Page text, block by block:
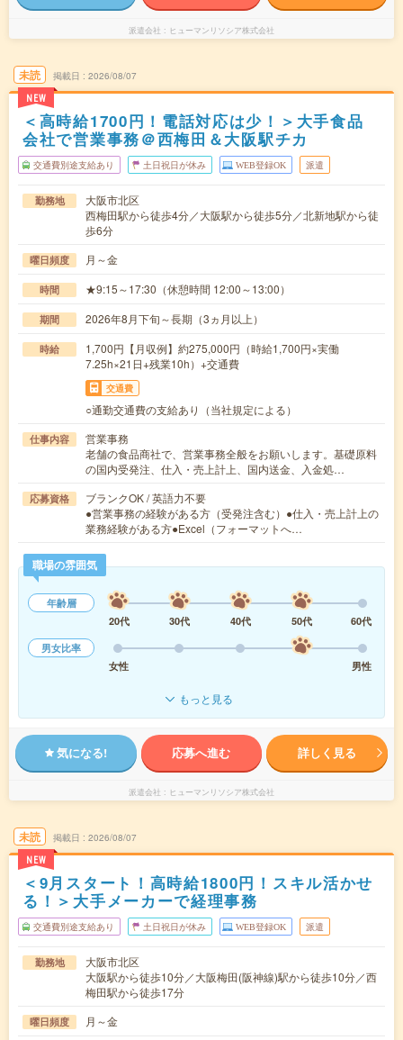
派遣会社 ヒューマンリソシア株式会社
未読
NEW
掲載日 2026/08/07
＜高時給1700円！電話対応は少！＞大手食品
会社で営業事務＠西梅田＆大阪駅チカ
交通費別途支給あり 土日祝日が休み WEB登録OK 派遣
勤務地
大阪市北区
西梅田駅から徒歩4分／大阪駅から徒歩5分／北新地駅から徒
歩6分
曜日頻度 月～金
時間 ★9:15～17:30（休憩時間 12:00～13:00）
期間 2026年8月下旬～長期（3ヵ月以上）
時給
1,700円【月収例】約275,000円（時給1,700円×実働
7.25h×21日+残業10h）+交通費
交通費
○通勤交通費の支給あり（当社規定による）
仕事内容
営業事務
老舗の食品商社で、営業事務全般をお願いします。基礎原料
の国内受発注、仕入・売上計上、国内送金、入金処…
応募資格
ブランクOK / 英語力不要
●営業事務の経験がある方（受発注含む）●仕入・売上計上の
業務経験がある方●Excel（フォーマットへ…
職場の雰囲気
年齢層
20代
30代 40代 50代
60代
男女比率
女性
男性
もっと見る
気になる! 応募へ進む 詳しく見る
派遣会社 ヒューマンリソシア株式会社
未読
NEW
掲載日 2026/08/07
＜9月スタート！高時給1800円！スキル活かせ
る！＞大手メーカーで経理事務
交通費別途支給あり 土日祝日が休み WEB登録OK 派遣
勤務地
大阪市北区
大阪駅から徒歩10分／大阪梅田(阪神線)駅から徒歩10分／西
梅田駅から徒歩17分
曜日頻度 月～金